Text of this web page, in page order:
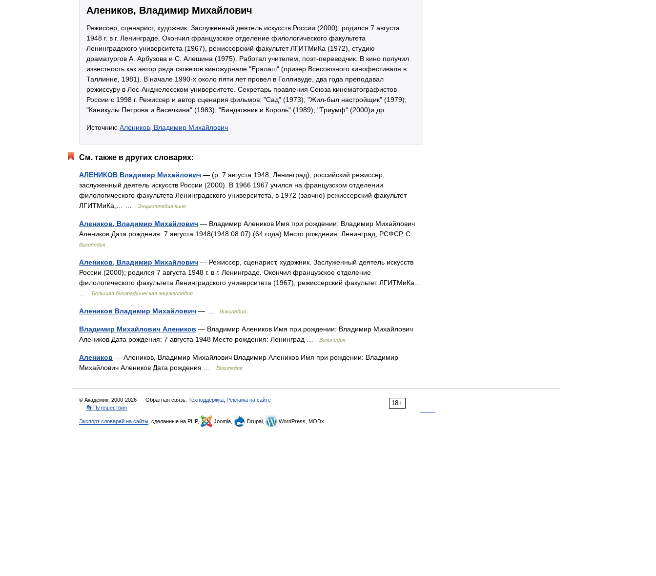
Алеников, Владимир Михайлович
Режиссер, сценарист, художник. Заслуженный деятель искусств России (2000); родился 7 августа
1948 г. в г. Ленинграде. Окончил французское отделение филологического факультета
Ленинградского университета (1967), режиссерский факультет ЛГИТМиКа (1972), студию
драматургов А. Арбузова и С. Алешина (1975). Работал учителем, поэт-переводчик. В кино получил
известность как автор ряда сюжетов киножурнале "Ералаш" (призер Всесоюзного кинофестиваля в
Таллинне, 1981). В начале 1990-х около пяти лет провел в Голливуде, два года преподавал
режиссуру в Лос-Анджелесском университете. Секретарь правления Союза кинематографистов
России с 1998 г. Режиссер и автор сценария фильмов: "Сад" (1973); "Жил-был настройщик" (1979);
"Каникулы Петрова и Васечкина" (1983); "Биндюжник и Король" (1989); "Триумф" (2000)и др.
Источник: Алеников, Владимир Михайлович
См. также в других словарях:
АЛЕНИКОВ Владимир Михайлович — (р. 7 августа 1948, Ленинград), российский режиссер,
заслуженный деятель искусств России (2000). В 1966 1967 учился на французском отделении
филологического факультета Ленинградского университета, в 1972 (заочно) режиссерский факультет
ЛГИТМиКа,… …
Энциклопедия кино
Алеников, Владимир Михайлович — Владимир Алеников Имя при рождении: Владимир Михайлович
Алеников Дата рождения: 7 августа 1948(1948 08 07) (64 года) Место рождения: Ленинград, РСФСР, С …
Википедия
Алеников, Владимир Михайлович — Режиссер, сценарист, художник. Заслуженный деятель искусств
России (2000); родился 7 августа 1948 г. в г. Ленинграде. Окончил французское отделение
филологического факультета Ленинградского университета (1967), режиссерский факультет ЛГИТМиКа…
Большая биографическая энциклопедия
Алеников Владимир Михайлович — … Википедия
Владимир Михайлович Алеников — Владимир Алеников Имя при рождении: Владимир Михайлович
Алеников Дата рождения: 7 августа 1948 Место рождения: Ленинград …
Википедия
Алеников — Алеников, Владимир Михайлович Владимир Алеников Имя при рождении: Владимир
Михайлович Алеников Дата рождения …
Википедия
18+
© Академик, 2000-2026 Обратная связь: Техподдержка Реклама на сайте
👣 Путешествия
Экспорт словарей на сайты , сделанные на PHP, Joomla, Drupal, WordPress, MODx.